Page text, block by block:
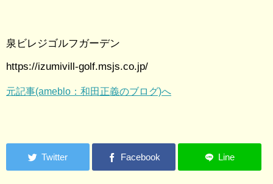
泉ビレジゴルフガーデン
https://izumivill-golf.msjs.co.jp/
元記事(ameblo：和田正義のブログ)へ